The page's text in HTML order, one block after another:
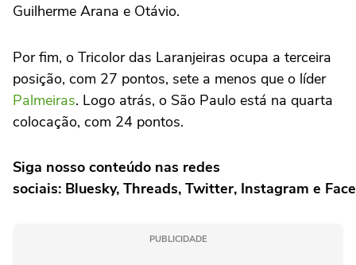
Guilherme Arana e Otávio.
Por fim, o Tricolor das Laranjeiras ocupa a terceira
posição, com 27 pontos, sete a menos que o líder
Palmeiras. Logo atrás, o São Paulo está na quarta
colocação, com 24 pontos.
Siga nosso conteúdo nas redes
sociais: Bluesky, Threads, Twitter, Instagram e
PUBLICIDADE